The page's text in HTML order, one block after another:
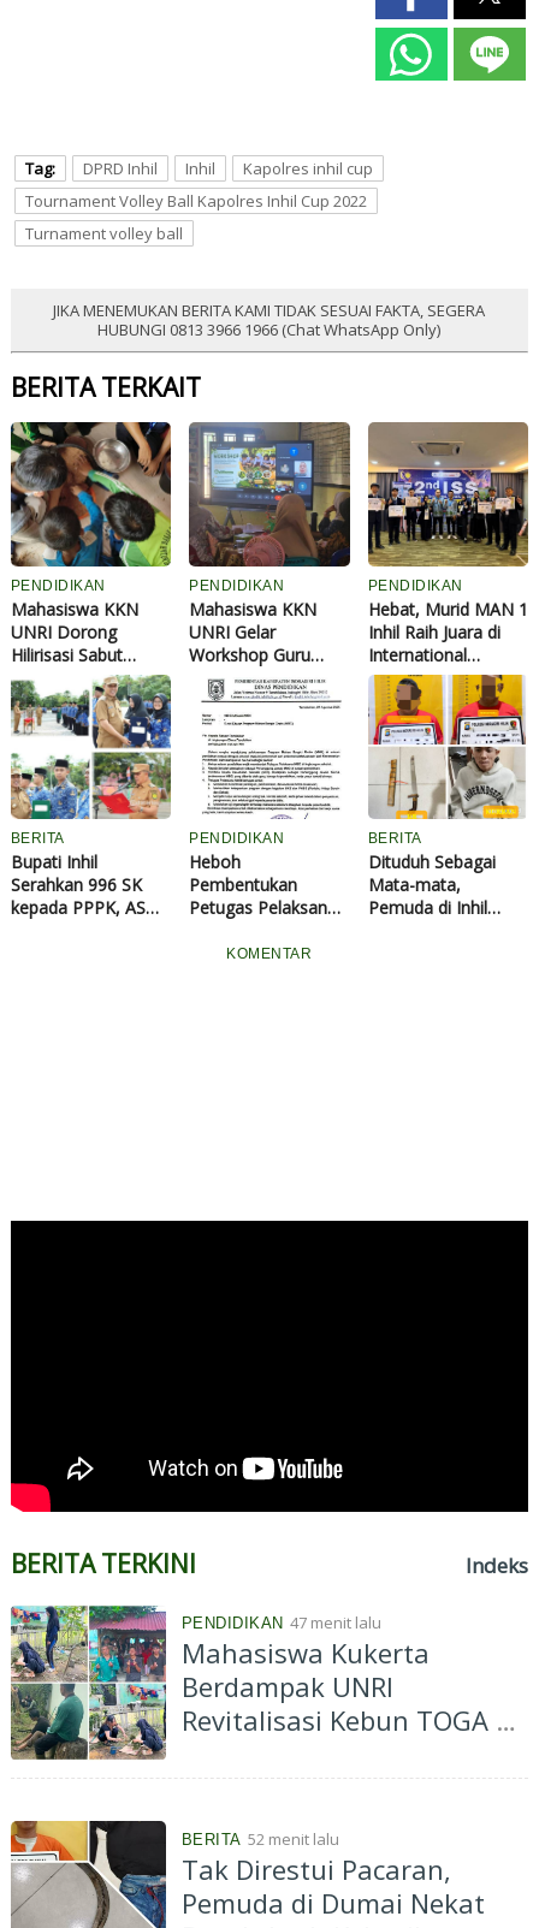
Tag: DPRD Inhil Inhil
Kapolres inhil cup
Tournament Volley Ball Kapolres Inhil Cup 2022
Turnament volley ball
JIKA MENEMUKAN BERITA KAMI TIDAK SESUAI FAKTA, SEGERA
HUBUNGI 0813 3966 1966 (Chat WhatsApp Only)
BERITA TERKAIT
PENDIDIKAN
Mahasiswa KKN
UNRI Dorong
Hilirisasi Sabut
Kelapa Lewat
Inovasi Cocopeat di
Kelurahan Kempas
PENDIDIKAN
Mahasiswa KKN
UNRI Gelar
Workshop Guru
Kreatif di Inhil,
Dorong Kelas Aktif
untuk Tingkatkan
Berpikir Kritis Siswa
PENDIDIKAN
Hebat, Murid MAN 1
Inhil Raih Juara di
International
Student Summit
Malaysia
BERITA
Bupati Inhil
Serahkan 996 SK
kepada PPPK, ASN
PENDIDIKAN
Heboh
Pembentukan
Petugas Pelaksana
Begini Penjelasan
BERITA
Dituduh Sebagai
Mata-mata,
Pemuda di Inhil
KOMENTAR
BERITA TERKINI Indeks
PENDIDIKAN 47 menit lalu
Mahasiswa Kukerta
Berdampak UNRI
Revitalisasi Kebun TOGA di
Dorong Pemanfaatan
BERITA 52 menit lalu
Tak Direstui Pacaran,
Pemuda di Dumai Nekat